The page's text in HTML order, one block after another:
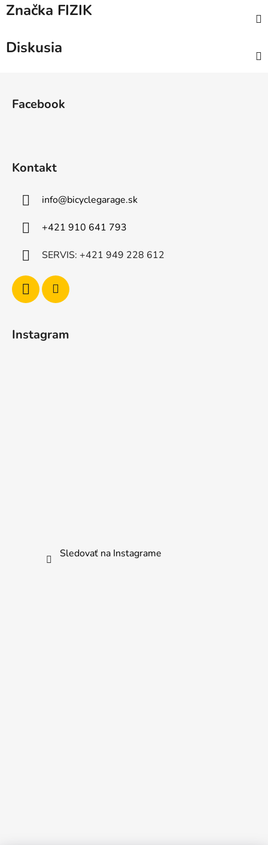
Značka FIZIK
Diskusia
Facebook
Kontakt
info@bicyclegarage.sk
+421 910 641 793
SERVIS: +421 949 228 612
Instagram
Sledovať na Instagrame